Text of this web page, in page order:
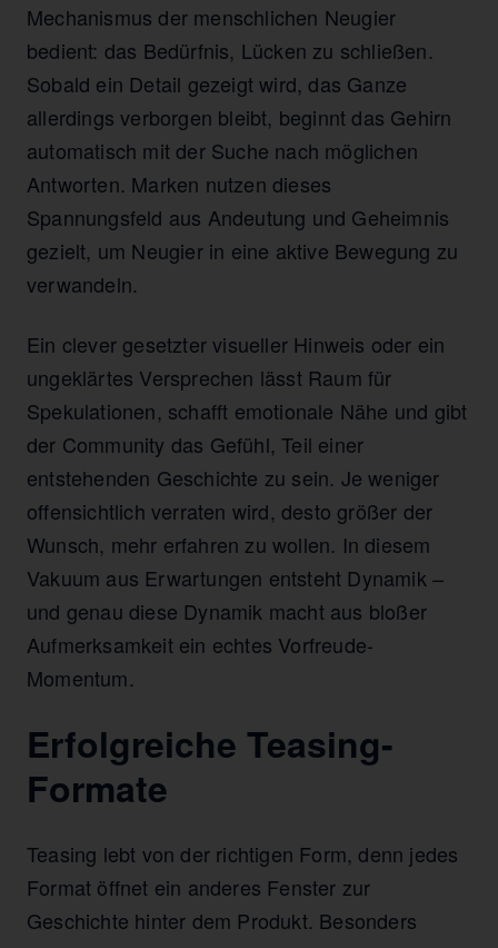
Mechanismus der menschlichen Neugier
bedient: das Bedürfnis, Lücken zu schließen.
Sobald ein Detail gezeigt wird, das Ganze
allerdings verborgen bleibt, beginnt das Gehirn
automatisch mit der Suche nach möglichen
Antworten. Marken nutzen dieses
Spannungsfeld aus Andeutung und Geheimnis
gezielt, um Neugier in eine aktive Bewegung zu
verwandeln.
Ein clever gesetzter visueller Hinweis oder ein
ungeklärtes Versprechen lässt Raum für
Spekulationen, schafft emotionale Nähe und gibt
der Community das Gefühl, Teil einer
entstehenden Geschichte zu sein. Je weniger
offensichtlich verraten wird, desto größer der
Wunsch, mehr erfahren zu wollen. In diesem
Vakuum aus Erwartungen entsteht Dynamik –
und genau diese Dynamik macht aus bloßer
Aufmerksamkeit ein echtes Vorfreude-
Momentum.
Erfolgreiche Teasing-
Formate
Teasing lebt von der richtigen Form, denn jedes
Format öffnet ein anderes Fenster zur
Geschichte hinter dem Produkt. Besonders